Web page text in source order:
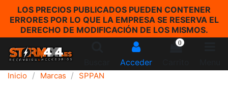
LOS PRECIOS PUBLICADOS PUEDEN CONTENER
ERRORES POR LO QUE LA EMPRESA SE RESERVA EL
DERECHO DE MODIFICACIÓN DE LOS MISMOS.
Acceder
0
Inicio Marcas SPPAN